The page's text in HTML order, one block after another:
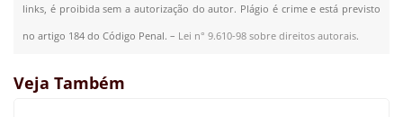
links, é proibida sem a autorização do autor. Plágio é crime e está previsto
no artigo 184 do Código Penal. – Lei n° 9.610-98 sobre direitos autorais.
Veja Também